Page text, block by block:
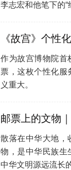
李志宏和他笔下的“
作为故宫博物院首
票，这枚个性化服
义重大。
散落在中华大地，
物，是中华民族生
中华文明源远流长